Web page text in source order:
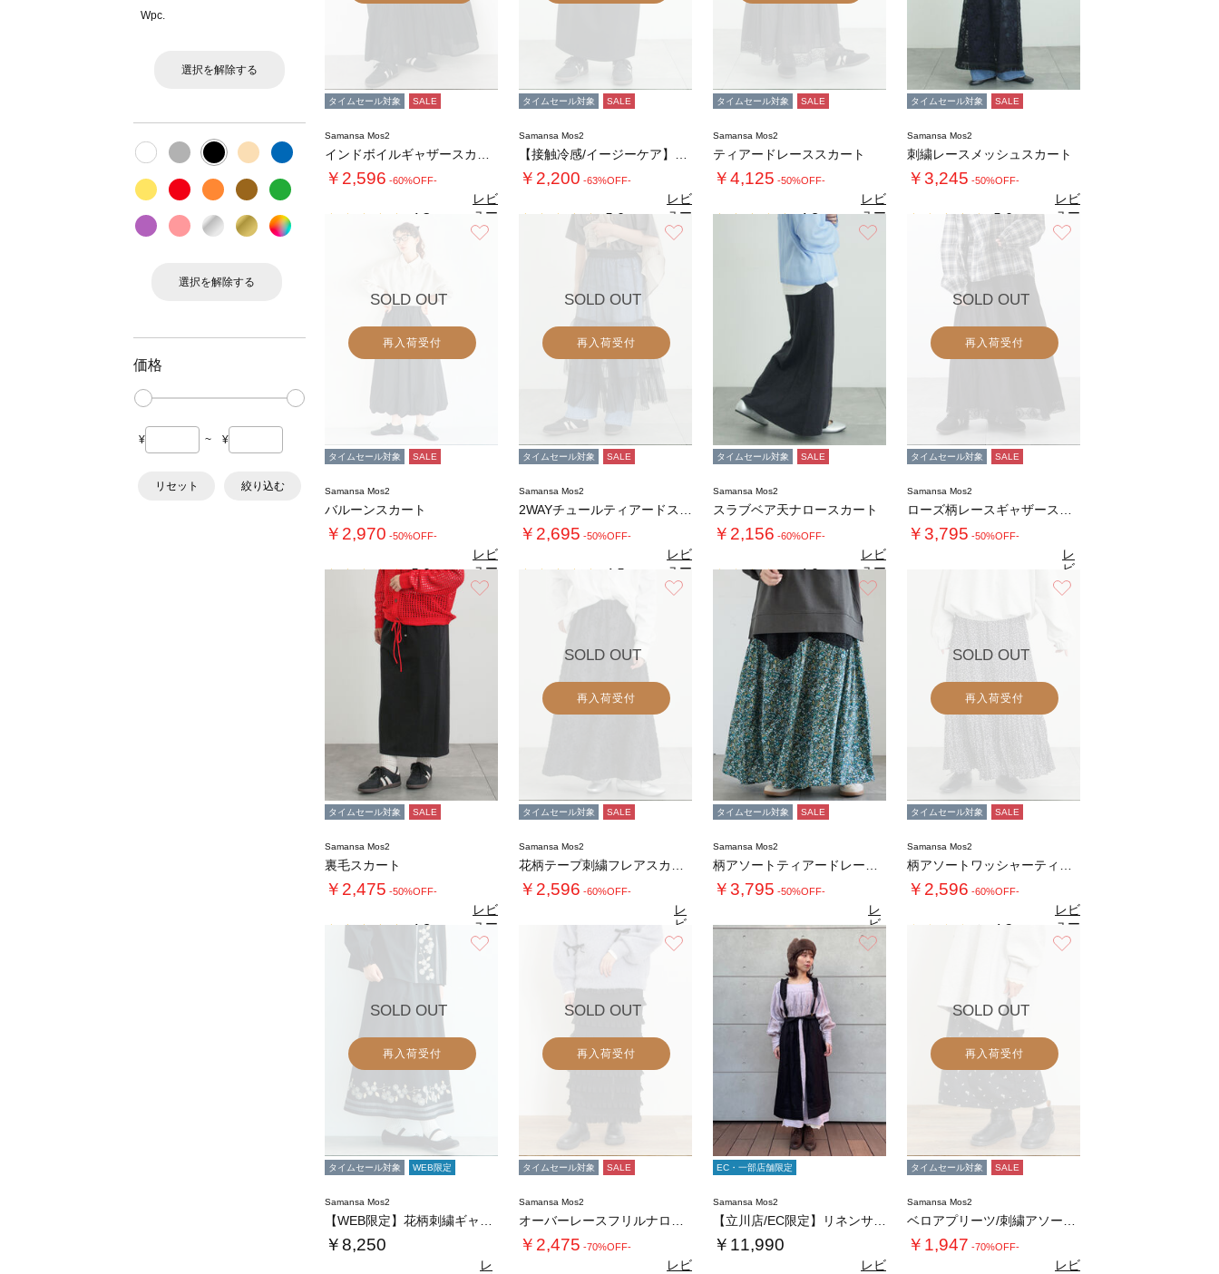
Wpc.
選択を解除する
選択を解除する
価格
¥ ~ ¥
リセット 絞り込む
タイムセール対象 SALE
Samansa Mos2
￥2,596 -60%OFF-
4.3
レビ
ュー
を見
る
タイムセール対象 SALE
Samansa Mos2
￥2,200 -63%OFF-
5.0（2）
レビ
ュー
を見
る
タイムセール対象 SALE
Samansa Mos2
ティアードレーススカート
￥4,125 -50%OFF-
4.8（6）
レビ
ュー
を見
る
タイムセール対象 SALE
Samansa Mos2
刺繍レースメッシュスカート
￥3,245 -50%OFF-
5.0（2）
レビ
ュー
を見
る
SOLD OUT
再入荷受付
タイムセール対象 SALE
Samansa Mos2
バルーンスカート
￥2,970 -50%OFF-
5.0（6）
レビ
ュー
を見
る
SOLD OUT
再入荷受付
タイムセール対象 SALE
Samansa Mos2
￥2,695 -50%OFF-
4.5
レビ
ュー
を見
る
タイムセール対象 SALE
Samansa Mos2
スラブベア天ナロースカート
￥2,156 -60%OFF-
4.0（2）
レビ
ュー
を見
る
SOLD OUT
再入荷受付
タイムセール対象 SALE
Samansa Mos2
￥3,795 -50%OFF-
レ
ビ
ュ
ー
タイムセール対象 SALE
Samansa Mos2
裏毛スカート
￥2,475 -50%OFF-
4.8（6）
レビ
ュー
を見
る
SOLD OUT
再入荷受付
タイムセール対象 SALE
Samansa Mos2
￥2,596 -60%OFF-
4.8
レ
ビ
ュ
ー
タイムセール対象 SALE
Samansa Mos2
￥3,795 -50%OFF-
4.8
レ
ビ
ュ
ー
見
SOLD OUT
再入荷受付
タイムセール対象 SALE
Samansa Mos2
￥2,596 -60%OFF-
4.2
レビ
ュー
を見
る
SOLD OUT
再入荷受付
タイムセール対象 WEB限定
Samansa Mos2
￥8,250
レ
SOLD OUT
再入荷受付
タイムセール対象 SALE
Samansa Mos2
￥2,475 -70%OFF-
レビ
EC・一部店舗限定
Samansa Mos2
￥11,990
レビ
SOLD OUT
再入荷受付
タイムセール対象 SALE
Samansa Mos2
￥1,947 -70%OFF-
レビ